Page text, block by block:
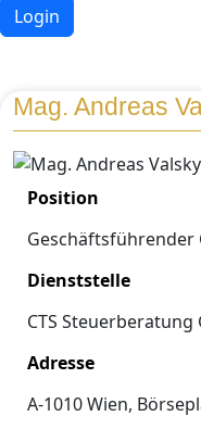
Login
Mag. Andreas
Position
Geschäftsführender
Dienststelle
CTS Steuerberatung
Adresse
A-1010 Wien,